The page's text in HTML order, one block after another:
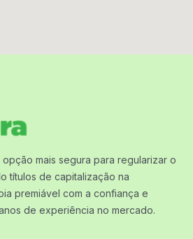
opção mais segura para regularizar o
títulos de capitalização na
premiável com a confiança e
de experiência no mercado.